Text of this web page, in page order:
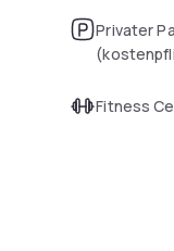
Privater
Fitness